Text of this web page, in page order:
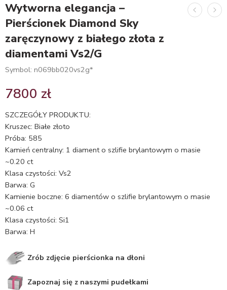
Wytworna elegancja –
Pierścionek Diamond Sky
zaręczynowy z białego złota z
diamentami Vs2/G
Symbol: n069bb020vs2g*
7800 zł
SZCZEGÓŁY PRODUKTU:
Kruszec: Białe złoto
Próba: 585
Kamień centralny: 1 diament o szlifie brylantowym o masie
~0.20 ct
Klasa czystości: Vs2
Barwa: G
Kamienie boczne: 6 diamentów o szlifie brylantowym o masie
~0.06 ct
Klasa czystości: Si1
Barwa: H
Zrób zdjęcie pierścionka na dłoni
Zapoznaj się z naszymi pudełkami